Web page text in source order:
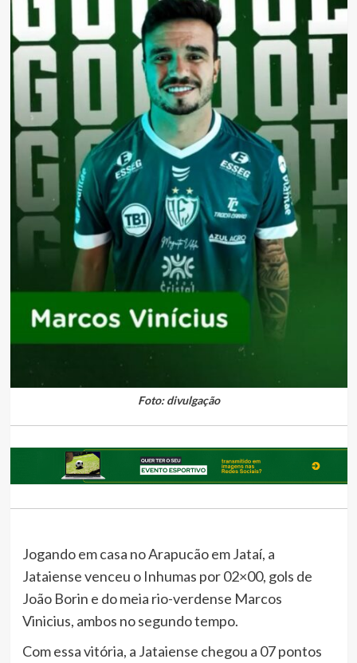
Foto: divulgação
Jogando em casa no Arapucão em Jataí, a
Jataiense venceu o Inhumas por 02×00, gols de
João Borin e do meia rio-verdense Marcos
Vinicius, ambos no segundo tempo.
Com essa vitória, a Jataiense chegou a 07 pontos